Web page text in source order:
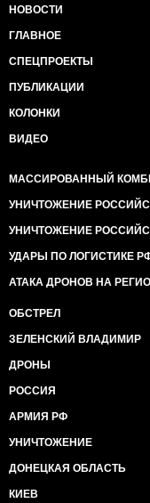
НОВОСТИ
ГЛАВНОЕ
СПЕЦПРОЕКТЫ
ПУБЛИКАЦИИ
КОЛОНКИ
ВИДЕО
МАССИРОВАННЫЙ
УНИЧТОЖЕНИЕ
УНИЧТОЖЕНИЕ
УДАРЫ ПО ЛОГИСТИКЕ
АТАКА ДРОНОВ НА
ОБСТРЕЛ
ЗЕЛЕНСКИЙ ВЛАДИМИР
ДРОНЫ
РОССИЯ
АРМИЯ РФ
УНИЧТОЖЕНИЕ
ДОНЕЦКАЯ ОБЛАСТЬ
КИЕВ